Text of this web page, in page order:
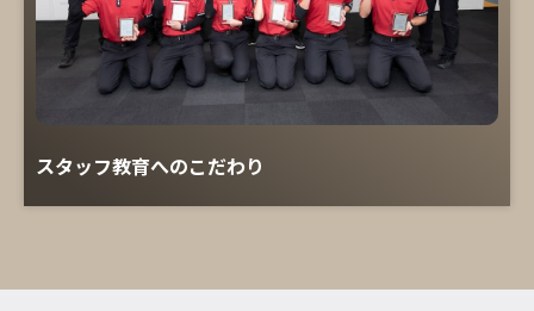
スタッフ教育へのこだわり